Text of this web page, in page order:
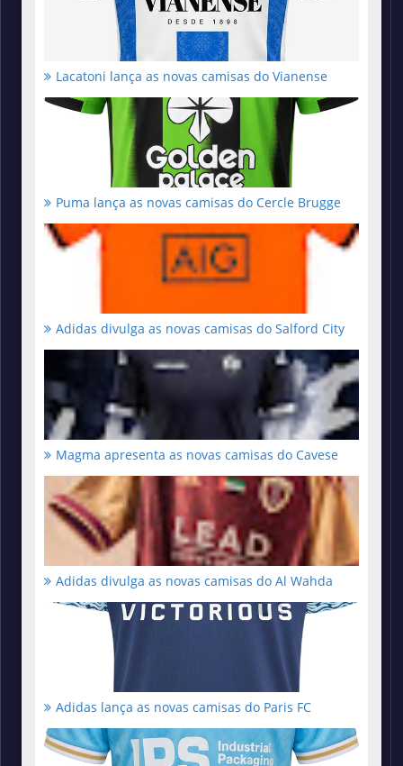
Lacatoni lança as novas camisas do Vianense
Puma lança as novas camisas do Cercle Brugge
Adidas divulga as novas camisas do Salford City
Magma apresenta as novas camisas do Cavese
Adidas divulga as novas camisas do Al Wahda
Adidas lança as novas camisas do Paris FC